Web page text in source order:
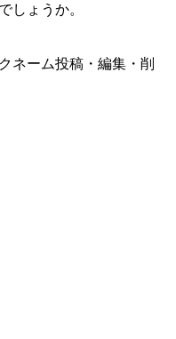
しょうか。
ネーム投稿・編集・削